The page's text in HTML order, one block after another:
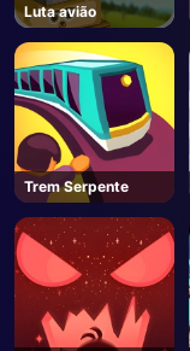
Luta avião
Trem Serpente